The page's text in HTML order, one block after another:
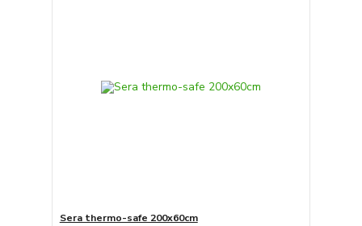
Sera thermo-safe 200x60cm